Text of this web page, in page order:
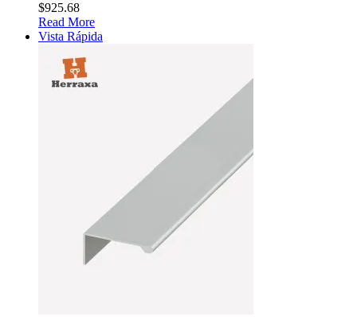
$925.68
Read More
Vista Rápida